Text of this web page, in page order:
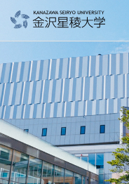
大学案内
教育／学部・大学院